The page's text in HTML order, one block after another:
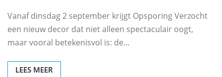
Vanaf dinsdag 2 september krijgt Opsporing Verzocht
een nieuw decor dat niet alleen spectaculair oogt,
maar vooral betekenisvol is: de…
LEES MEER